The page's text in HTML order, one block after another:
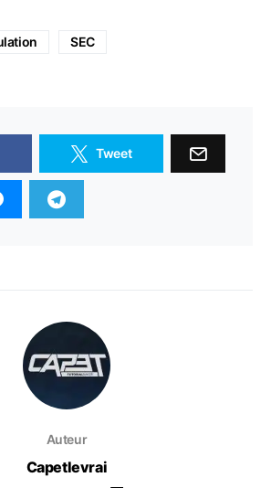
SEC
Tweet
Auteur
Capetlevrai